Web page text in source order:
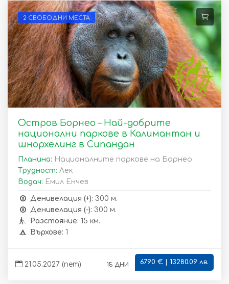
2 СВОБОДНИ МЕСТА
Остров Борнео – Най-добрите
национални паркове в Калимантан и
шнорхелинг в Сипандан
Планина: Националните паркове на Борнео
Трудност: Лек
Водач: Емил Енчев
Денивелация (+): 300 м.
Денивелация (-): 300 м.
Разстояние: 15 км.
Върхове: 1
21.05.2027 (пет) 15 дни 6790 € | 13280.09 лв.